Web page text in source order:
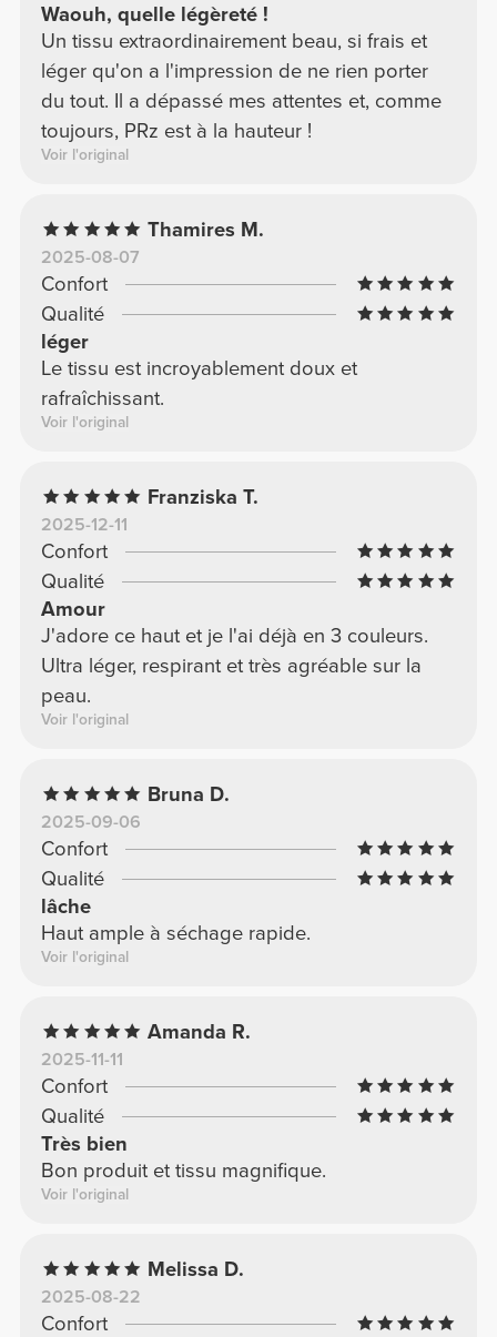
Waouh, quelle légèreté !
Un tissu extraordinairement beau, si frais et
léger qu'on a l'impression de ne rien porter
du tout. Il a dépassé mes attentes et, comme
toujours, PRz est à la hauteur !
Voir l'original
Thamires M.
2025-08-07
Confort
Qualité
léger
Le tissu est incroyablement doux et
rafraîchissant.
Voir l'original
Franziska T.
2025-12-11
Confort
Qualité
Amour
J'adore ce haut et je l'ai déjà en 3 couleurs.
Ultra léger, respirant et très agréable sur la
peau.
Voir l'original
Bruna D.
2025-09-06
Confort
Qualité
lâche
Haut ample à séchage rapide.
Voir l'original
Amanda R.
2025-11-11
Confort
Qualité
Très bien
Bon produit et tissu magnifique.
Voir l'original
Melissa D.
2025-08-22
Confort